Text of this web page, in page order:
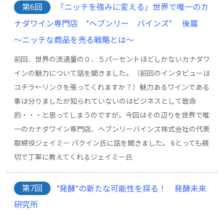
第6回
「ニッチを強みに変える」世界で唯一のカ
ナダワイン専門店 ”ヘブンリー バインズ” 後篇
～ニッチな商品を売る戦略とは～
前回、世界の流通量の０．５パーセントほどしかないカナダワ
インの魅力について話を聞きました。（前回のインタビューは
コチラ←リンクを張ってくれますか？）魅力あるワインである
事は分りましたが知られていないのはビジネスとして致命
的・・・と思ってしまうのですが。今回はその辺りを世界で唯
一のカナダワイン専門店、ヘブンリーバインズ株式会社の代表
取締役ジェイミー パクイン氏に話を聞きました。 6とっても親
切で丁寧に教えてくれるジェイミー氏
第7回
”発酵”の新たな可能性を探る！ 発酵未来
研究所